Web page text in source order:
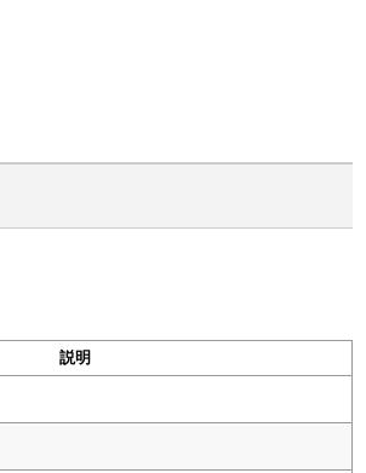
説明